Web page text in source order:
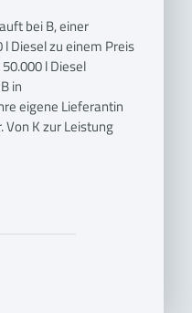
bei B, einer
Diesel zu einem Preis
l Diesel
in
eigene Lieferantin
Von K zur Leistung